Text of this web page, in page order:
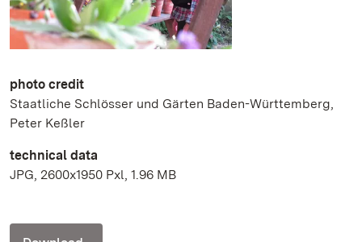
photo credit
Staatliche Schlösser und Gärten Baden-Württemberg,
Peter Keßler
technical data
JPG, 2600x1950 Pxl, 1.96 MB